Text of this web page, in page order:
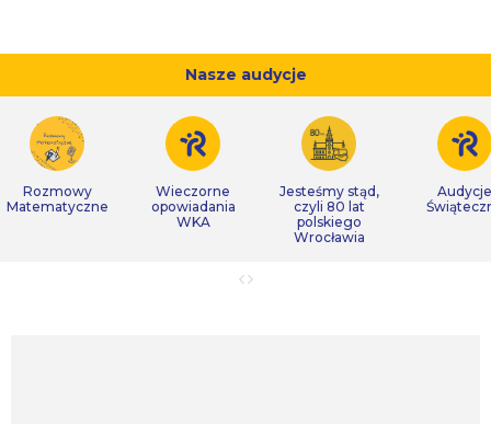
Nasze audycje
Rozmowy
Matematyczne
Wieczorne
opowiadania
WKA
Jesteśmy stąd,
czyli 80 lat
polskiego
Wrocławia
Audycje